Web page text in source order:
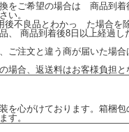
をご希望の場合は 商品到着
い。
後不良品とわかっ た場合を
、 商品到着後8日以上経過し
ご注文と違う商が届いた場
場合、返送料はお客様負担と
を心がけております。箱梱
す。